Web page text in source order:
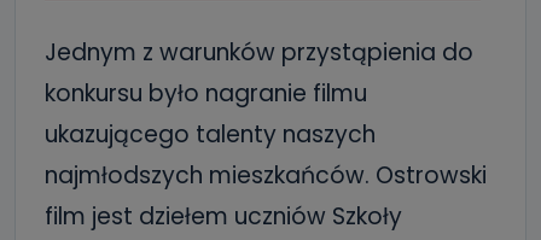
Jednym z warunków przystąpienia do
konkursu było nagranie filmu
ukazującego talenty naszych
najmłodszych mieszkańców. Ostrowski
film jest dziełem uczniów Szkoły